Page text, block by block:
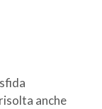
anche